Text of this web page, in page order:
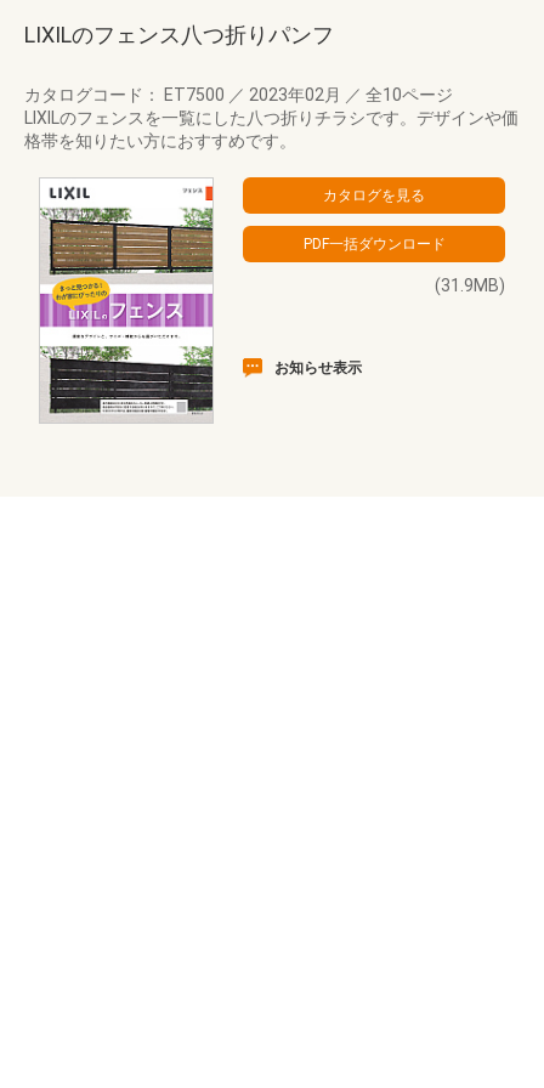
LIXILのフェンス八つ折りパンフ
カタログコード： ET7500 ／ 2023年02月 ／ 全10ページ
LIXILのフェンスを一覧にした八つ折りチラシです。デザインや価
格帯を知りたい方におすすめです。
(31.9MB)
お知らせ表示